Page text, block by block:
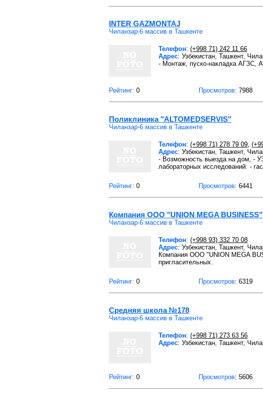
INTER GAZMONTAJ
Чиланзар-6 массив в Ташкенте
Телефон: (+998 71) 242 11 66
Адрес: Узбекистан, Ташкент,
- Монтаж, пуско-накладка АГЗС,
Рейтинг: 0 Просмотров: 7988
Поликлиника "ALTOMEDSERVIS"
Чиланзар-6 массив в Ташкенте
Телефон: (+998 71) 278 79 09,
Адрес: Узбекистан, Ташкент,
- Возможность выезда на дом, -
лабораторных исследований: -
Рейтинг: 0 Просмотров: 6441
Компания ООО "UNION MEGA BUSINESS"
Чиланзар-6 массив в Ташкенте
Телефон: (+998 93) 332 70 08
Адрес: Узбекистан, Ташкент,
Компания ООО "UNION MEGA
пригласительных.
Рейтинг: 0 Просмотров: 6319
Средняя школа №178
Чиланзар-6 массив в Ташкенте
Телефон: (+998 71) 273 63 56
Адрес: Узбекистан, Ташкент,
Рейтинг: 0 Просмотров: 5606